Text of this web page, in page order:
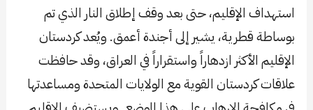
استهداف الإقليم، حتى بعد وقف إطلاق النار الذي تم
بوساطة قطرية، يشير إلى أجندة أعمق. ويُعد كردستان
الإقليم الأكثر ازدهاراً واستقراراً في العراق، وقد حافظت
علاقات كردستان القوية مع الولايات المتحدة ومساعدتها